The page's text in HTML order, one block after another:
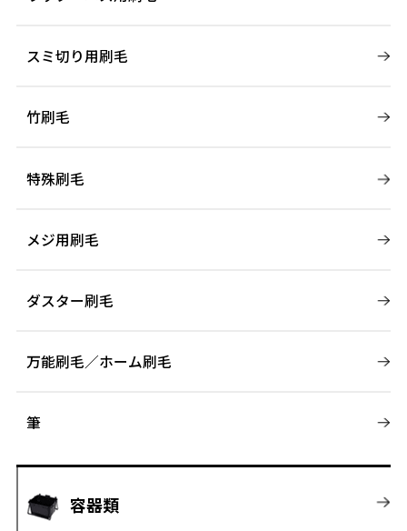
スミ切り用刷毛
竹刷毛
特殊刷毛
メジ用刷毛
ダスター刷毛
万能刷毛／ホーム刷毛
筆
容器類